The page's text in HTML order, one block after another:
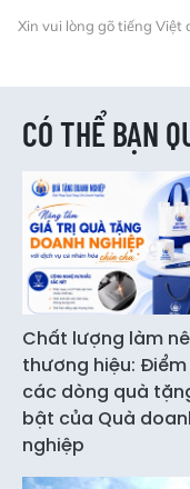
Xin vui lòng gõ tiếng Việt
CÓ THỂ BẠN
Chất lượng làm
thương hiệu:
các dòng quà
bật của Quà
nghiệp